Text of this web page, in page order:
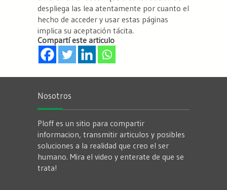
despliega las lea atentamente por cuanto el
hecho de acceder y usar estas páginas
implica su aceptación tácita.
Compartí este articulo
Nosotros
Ploff es un sitio para compartir
informacion, transmitir articulos y posibles
soluciones a la realidad que creo el ser
humano. Mira el video y enterate de que se
trata!